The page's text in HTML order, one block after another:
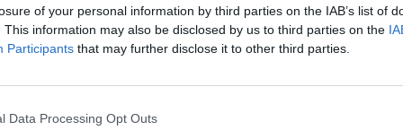
of your personal information by third parties on the IAB’s list of
This information may also be disclosed by us to third parties on the
Participants that may further disclose it to other third parties.
Data Processing Opt Outs
LockWiper
iMyFone LockWiper 8.1.3 EaseUS
Mac